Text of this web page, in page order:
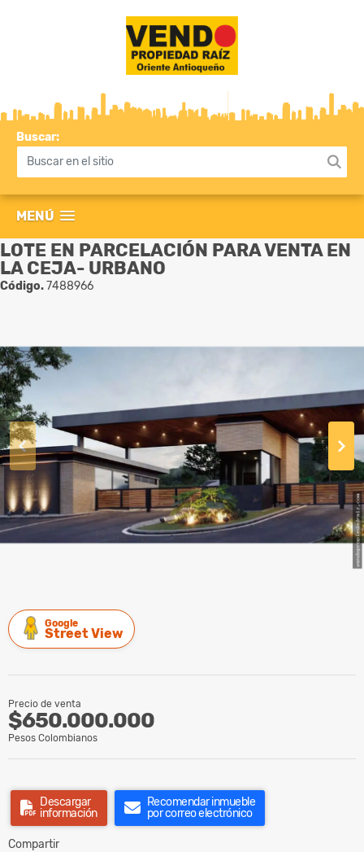
Buscar:
MENÚ
LOTE EN PARCELACIÓN PARA VENTA EN
LA CEJA- URBANO
Código.7488966
Google
Street View
Precio de venta
$650.000.000
Pesos Colombianos
Descargar
información
Recomendar inmueble
por correo electrónico
Compartir